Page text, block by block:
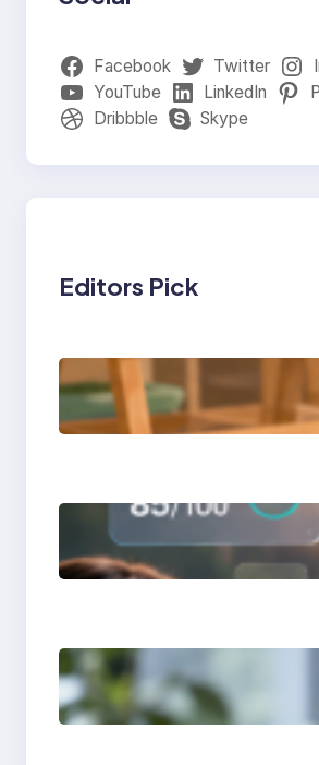
Facebook Twitter
YouTube
LinkedIn
Dribbble
Skype
Editors Pick
การสอนเขียนโปร
(Coding) สำหรับเ
การสร้างระบบ
Learning ด้วย
LMS
การจำลอง Server
สอบแล็ปด้วย